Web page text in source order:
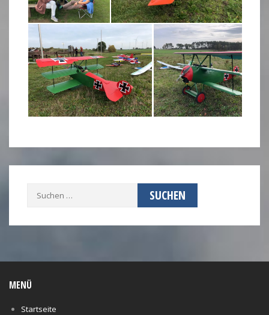
Suchen
MENÜ
Startseite